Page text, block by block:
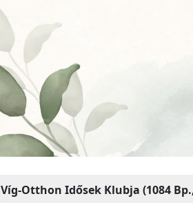
Víg-Otthon Idősek Klubja (1084